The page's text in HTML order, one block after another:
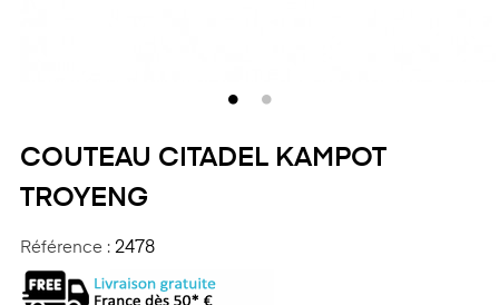
COUTEAU CITADEL KAMPOT
TROYENG
Référence : 2478